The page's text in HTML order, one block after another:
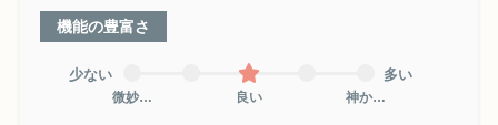
機能の豊富さ
少ない
微妙… 良い 神か…
多い